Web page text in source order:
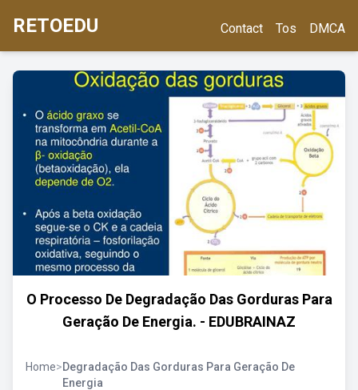
RETOEDU Contact Tos DMCA
O Processo De Degradação Das Gorduras Para
Geração De Energia. - EDUBRAINAZ
Home>Degradação Das Gorduras Para Geração De
Energia